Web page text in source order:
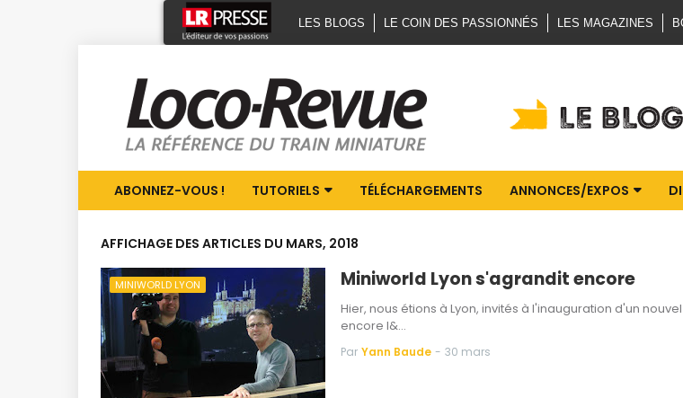
LES BLOGS LE COIN DES PASSIONNÉS LES MAGAZINES
ABONNEZ-VOUS ! TUTORIELS TÉLÉCHARGEMENTS ANNONCES/EXPOS
AFFICHAGE DES ARTICLES DU MARS, 2018
MINIWORLD LYON Miniworld Lyon s'agrandit encore
Hier, nous étions à Lyon, invités à l'inauguration d'un
encore l&…
Par Yann Baude - 30 mars